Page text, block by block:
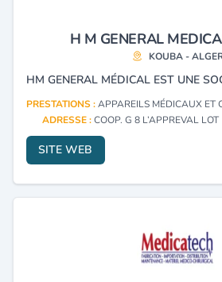
H M GENERAL
KOUBA -
PRESTATIONS :APPAREILS MÉDICAUX ET
ADRESSE :COOP. G 8 L’APPREVAL
SITE WEB